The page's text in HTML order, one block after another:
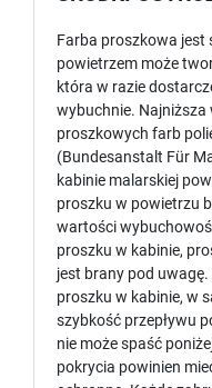
Farba proszkowa jest
powietrzem może
która w razie
wybuchnie.
proszkowych farb
(Bundesanstalt Für
kabinie malarskiej
proszku w powietrzu
wartości
proszku w kabinie,
jest brany pod
proszku w kabinie, w
szybkość przepływu
nie może spaść
pokrycia powinien